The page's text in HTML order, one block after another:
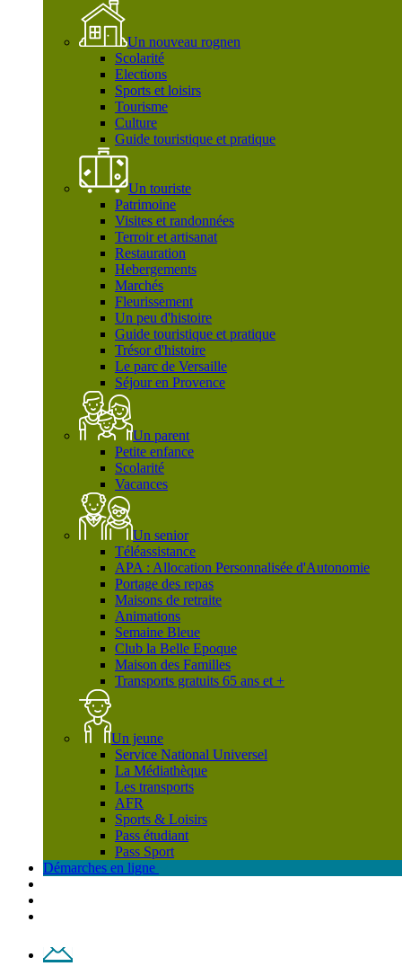
Un nouveau rognen
Scolarité
Elections
Sports et loisirs
Tourisme
Culture
Guide touristique et pratique
Un touriste
Patrimoine
Visites et randonnées
Terroir et artisanat
Restauration
Hebergements
Marchés
Fleurissement
Un peu d'histoire
Guide touristique et pratique
Trésor d'histoire
Le parc de Versaille
Séjour en Provence
Un parent
Petite enfance
Scolarité
Vacances
Un senior
Téléassistance
APA : Allocation Personnalisée d'Autonomie
Portage des repas
Maisons de retraite
Animations
Semaine Bleue
Club la Belle Epoque
Maison des Familles
Transports gratuits 65 ans et +
Un jeune
Service National Universel
La Médiathèque
Les transports
AFR
Sports & Loisirs
Pass étudiant
Pass Sport
Démarches en ligne
Contact